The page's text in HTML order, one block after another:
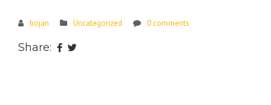
bojan Uncategorized 0 comments
Share: